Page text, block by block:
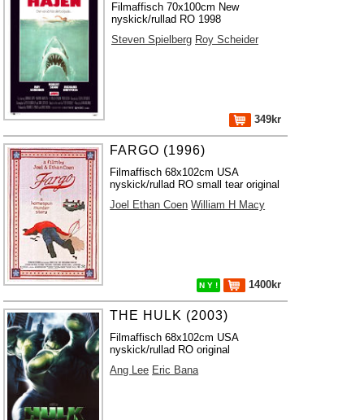
Filmaffisch 70x100cm New
nyskick/rullad RO 1998
Steven Spielberg Roy Scheider
349kr
FARGO (1996)
Filmaffisch 68x102cm USA
nyskick/rullad RO small tear original
Joel Ethan Coen William H Macy
N Y ! 1400kr
THE HULK (2003)
Filmaffisch 68x102cm USA
nyskick/rullad RO original
Ang Lee Eric Bana